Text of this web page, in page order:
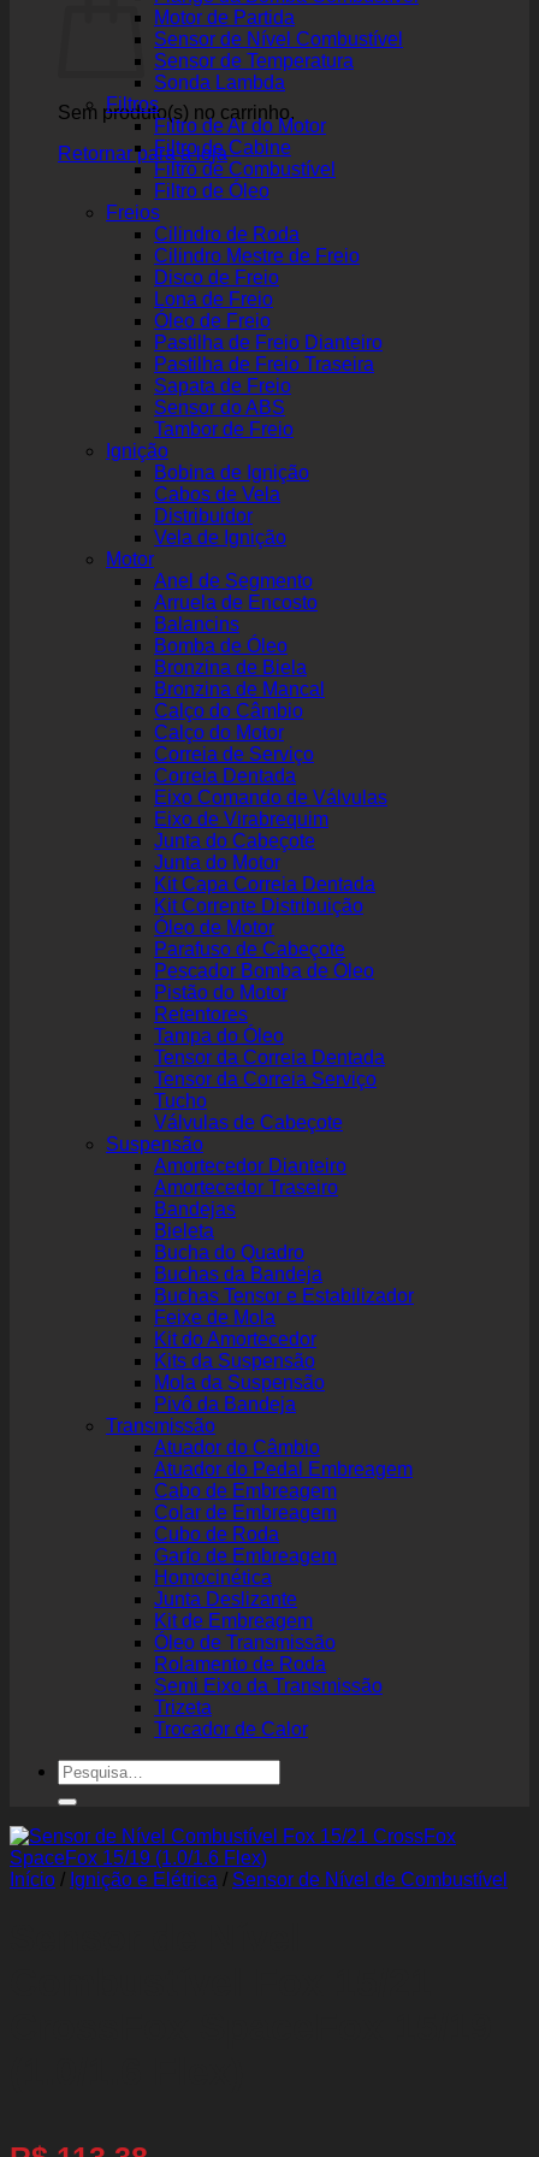
Sem produto(s) no carrinho.
Retornar para a loja
Motor de Partida
Sensor de Nível Combustível
Sensor de Temperatura
Sonda Lambda
Filtros
Filtro de Ar do Motor
Filtro de Cabine
Filtro de Combustível
Filtro de Óleo
Freios
Cilindro de Roda
Cilindro Mestre de Freio
Disco de Freio
Lona de Freio
Óleo de Freio
Pastilha de Freio Dianteiro
Pastilha de Freio Traseira
Sapata de Freio
Sensor do ABS
Tambor de Freio
Ignição
Bobina de Ignição
Cabos de Vela
Distribuidor
Vela de Ignição
Motor
Anel de Segmento
Arruela de Encosto
Balancins
Bomba de Óleo
Bronzina de Biela
Bronzina de Mancal
Calço do Câmbio
Calço do Motor
Correia de Serviço
Correia Dentada
Eixo Comando de Válvulas
Eixo de Virabrequim
Junta do Cabeçote
Junta do Motor
Kit Capa Correia Dentada
Kit Corrente Distribuição
Óleo de Motor
Parafuso de Cabeçote
Pescador Bomba de Óleo
Pistão do Motor
Retentores
Tampa do Óleo
Tensor da Correia Dentada
Tensor da Correia Serviço
Tucho
Válvulas de Cabeçote
Suspensão
Amortecedor Dianteiro
Amortecedor Traseiro
Bandejas
Bieleta
Bucha do Quadro
Buchas da Bandeja
Buchas Tensor e Estabilizador
Feixe de Mola
Kit do Amortecedor
Kits da Suspensão
Mola da Suspensão
Pivô da Bandeja
Transmissão
Atuador do Câmbio
Atuador do Pedal Embreagem
Cabo de Embreagem
Colar de Embreagem
Cubo de Roda
Garfo de Embreagem
Homocinética
Junta Deslizante
Kit de Embreagem
Óleo de Transmissão
Rolamento de Roda
Semi Eixo da Transmissão
Trizeta
Trocador de Calor
Pesquisar
por:
Início / Ignição e Elétrica / Sensor de Nível de Combustível